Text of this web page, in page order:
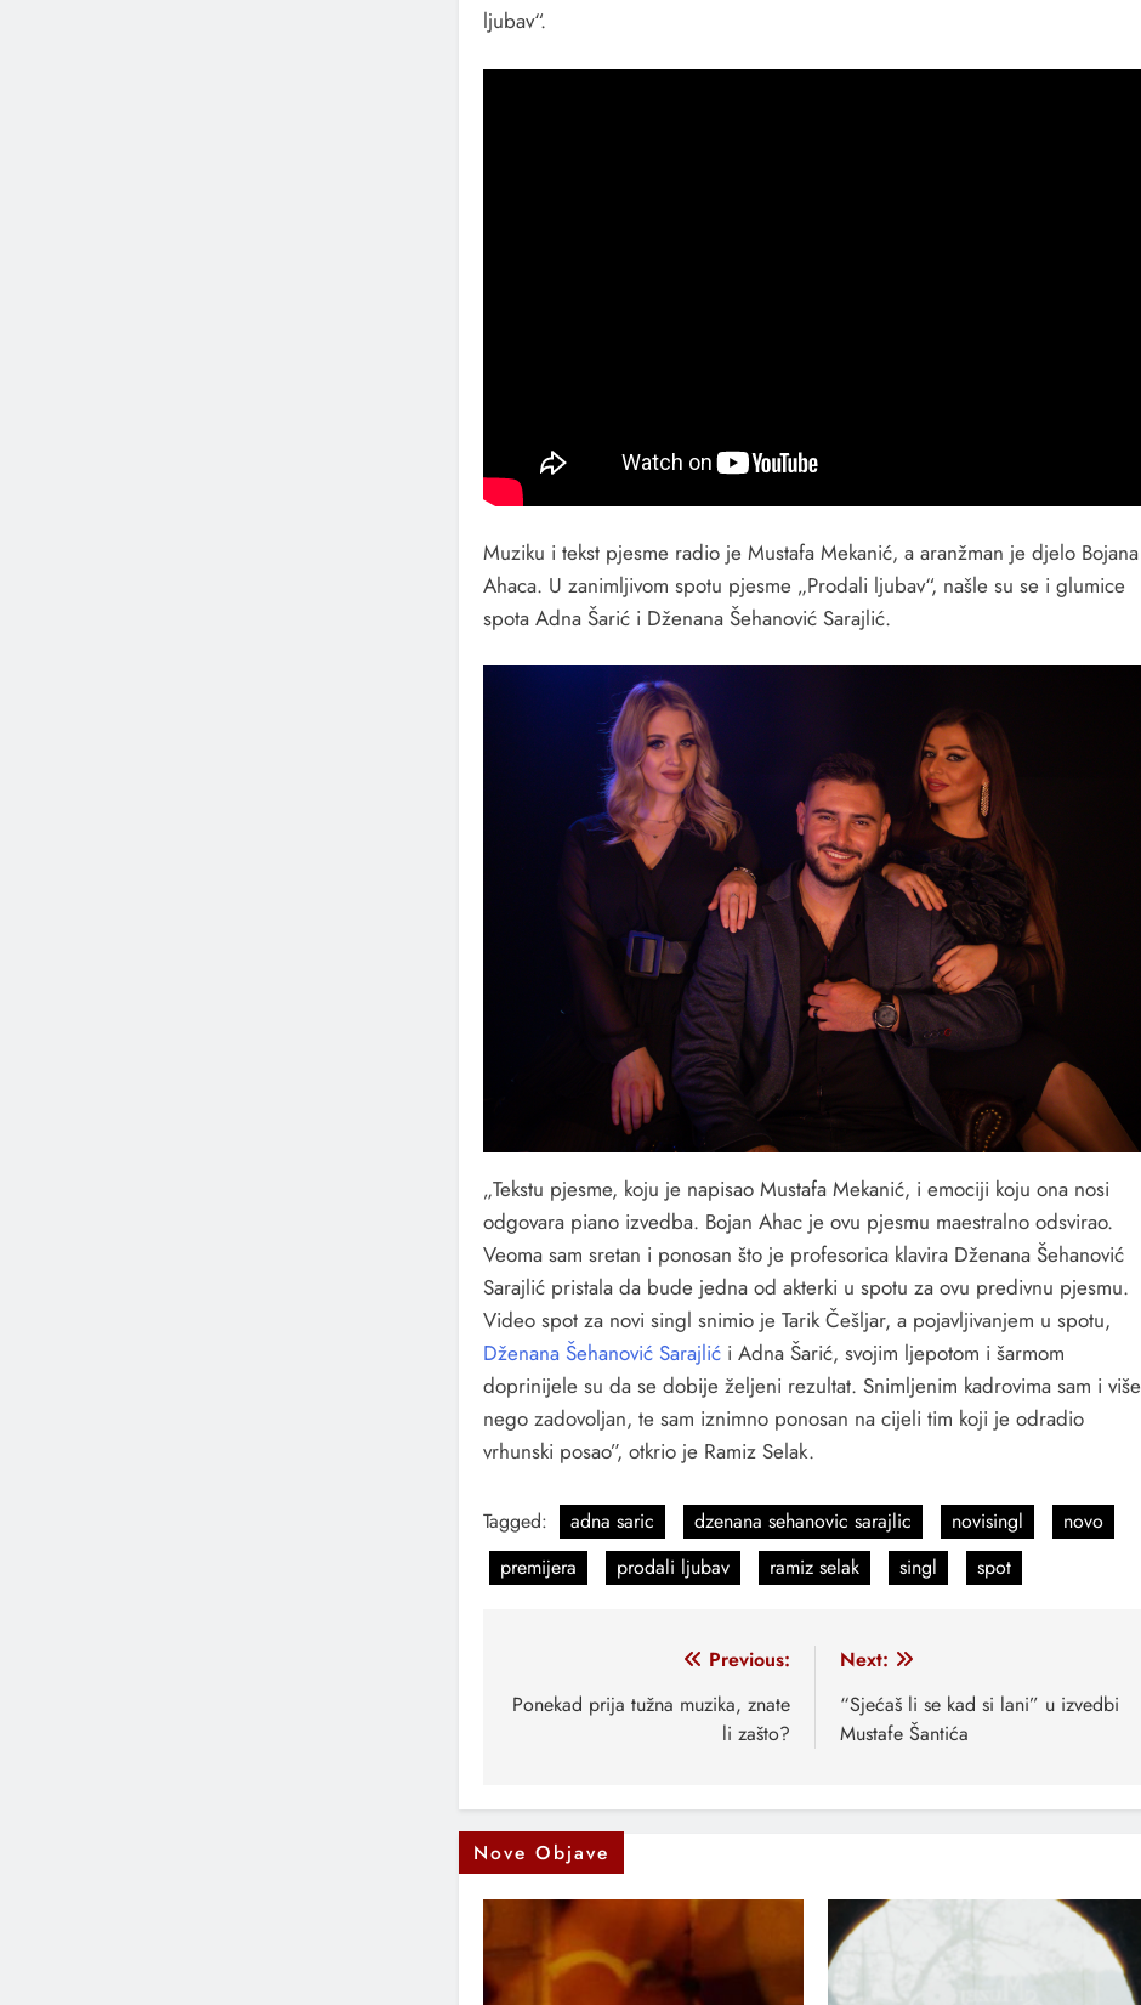
ljubav“.
Muziku i tekst pjesme radio je Mustafa Mekanić, a aranžman je djelo Bojana
Ahaca. U zanimljivom spotu pjesme „Prodali ljubav“, našle su se i glumice
spota Adna Šarić i Dženana Šehanović Sarajlić.
„Tekstu pjesme, koju je napisao Mustafa Mekanić, i emociji koju ona nosi
odgovara piano izvedba. Bojan Ahac je ovu pjesmu maestralno odsvirao.
Veoma sam sretan i ponosan što je profesorica klavira Dženana Šehanović
Sarajlić pristala da bude jedna od akterki u spotu za ovu predivnu pjesmu.
Video spot za novi singl snimio je Tarik Češljar, a pojavljivanjem u spotu,
Dženana Šehanović Sarajlić i Adna Šarić, svojim ljepotom i šarmom
doprinijele su da se dobije željeni rezultat. Snimljenim kadrovima sam i više
nego zadovoljan, te sam iznimno ponosan na cijeli tim koji je odradio
vrhunski posao”, otkrio je Ramiz Selak.
Tagged: adna saric dzenana sehanovic sarajlic novisingl
novo
premijera
prodali ljubav ramiz selak singl spot
članaka
Previous:
Ponekad prija tužna muzika, znate
li zašto?
Next:
“Sjećaš li se kad si lani” u izvedbi
Mustafe Šantića
Nove Objave